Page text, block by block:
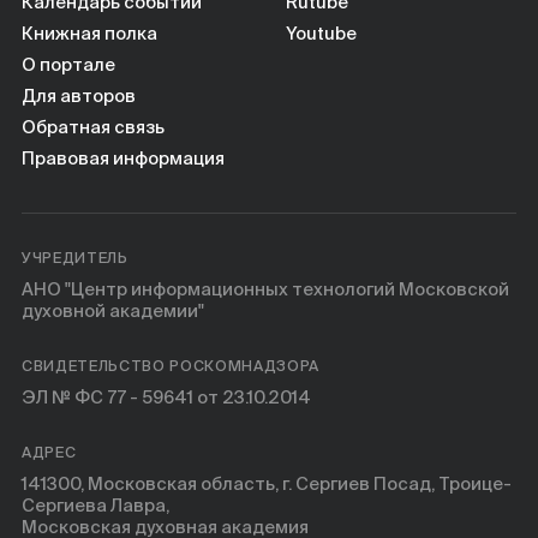
Книжная полка
О портале
Для авторов
Обратная связь
Правовая информация
Youtube
УЧРЕДИТЕЛЬ
АНО "Центр информационных технологий Московской
духовной академии"
СВИДЕТЕЛЬСТВО РОСКОМНАДЗОРА
ЭЛ № ФС 77 - 59641 от 23.10.2014
АДРЕС
141300, Московская область, г. Сергиев Посад, Троице-
Сергиева Лавра,
Московская духовная академия